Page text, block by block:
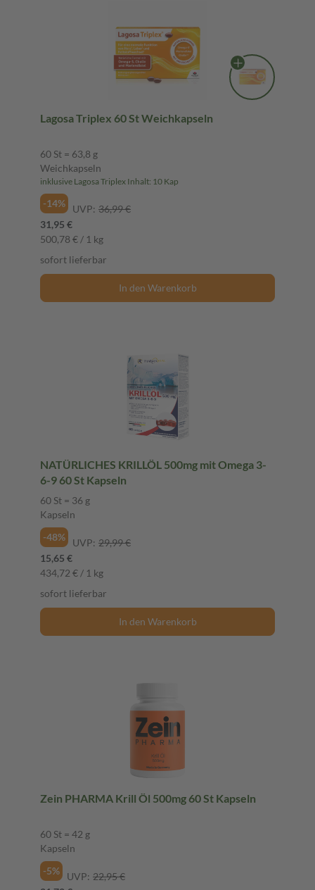
Lagosa Triplex 60 St Weichkapseln
60 St = 63,8 g
Weichkapseln
inklusive Lagosa Triplex Inhalt: 10 Kap
-14% UVP: 36,99 €
31,95 €
500,78 € / 1 kg
sofort lieferbar
In den Warenkorb
NATÜRLICHES KRILLÖL 500mg mit Omega 3-
6-9 60 St Kapseln
60 St = 36 g
Kapseln
-48%
UVP: 29,99 €
15,65 €
434,72 € / 1 kg
sofort lieferbar
In den Warenkorb
Zein PHARMA Krill Öl 500mg 60 St Kapseln
60 St = 42 g
Kapseln
-5%
UVP: 22,95 €